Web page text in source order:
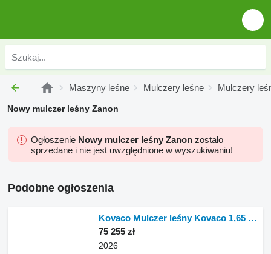
Maszyny leśne Mulczery leśne Mulczery
Nowy mulczer leśny Zanon
Ogłoszenie Nowy mulczer leśny Zanon zostało
sprzedane i nie jest uwzględnione w wyszukiwaniu!
Podobne ogłoszenia
Kovaco Mulczer leśny Kovaco 1,65 do ładowarek burtowych
75 255 zł
2026